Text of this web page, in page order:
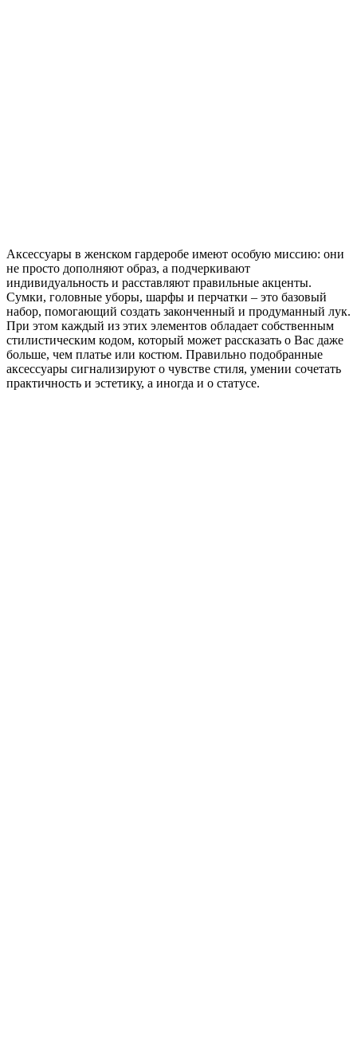
Аксессуары в женском гардеробе имеют особую миссию: они
не просто дополняют образ, а подчеркивают
индивидуальность и расставляют правильные акценты.
Сумки, головные уборы, шарфы и перчатки – это базовый
набор, помогающий создать законченный и продуманный лук.
При этом каждый из этих элементов обладает собственным
стилистическим кодом, который может рассказать о Вас даже
больше, чем платье или костюм. Правильно подобранные
аксессуары сигнализируют о чувстве стиля, умении сочетать
практичность и эстетику, а иногда и о статусе.